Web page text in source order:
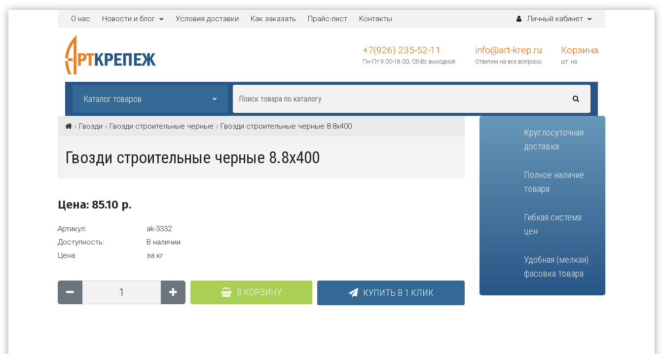
О нас Новости и блог Условия доставки Как заказать Прайс-лист Контакты Личный кабинет
+7(926) 235-52-11
Пн-Пт 9:00-18:00, Сб-Вс выходной
info@art-krep.ru
Ответим на все вопросы
Корзина
шт. на
Каталог товаров
Гвозди Гвозди строительные черные Гвозди строительные черные 8.8х400
Гвозди строительные черные 8.8х400
Цена: 85.10 р.
Артикул:
ak-3332
Доступность:
В наличии
Цена:
за кг
В КОРЗИНУ КУПИТЬ В 1 КЛИК
Круглосуточная
доставка
Полное наличие
товара
Гибкая система
цен
Удобная (мелкая)
фасовка товара